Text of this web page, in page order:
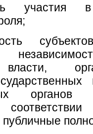
участия в
власти,
органов